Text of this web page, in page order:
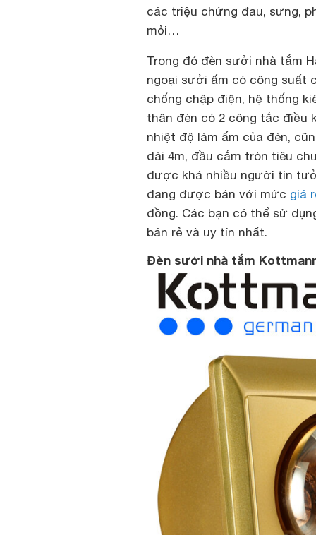
các triệu chứng đau, sưng,
mỏi…
Trong đó đèn sưởi nhà tắm
ngoại sưởi ấm có công suất
chống chập điện, hệ thống
thân đèn có 2 công tắc điều
nhiệt độ làm ấm của đèn,
dài 4m, đầu cắm tròn tiêu
được khá nhiều người tin
đang được bán với mức giá
đồng. Các bạn có thể sử
bán rẻ và uy tín nhất.
Đèn sưởi nhà tắm